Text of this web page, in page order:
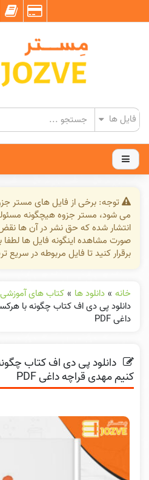
توجه: برخی از فایل های مستر
می شود، مستر جزوه هیچگونه
انتشار شده که حق نشر در آن ها
صورت مشاهده اینگونه فایل ها لطفا
برقرار کنید تا فایل مربوطه در
خانه » دانلود ها » کتاب های آموزشی
دانلود پی دی اف کتاب چگونه با
داغی PDF
دانلود پی دی اف کتاب
کنیم مهدی قراچه داغی PDF